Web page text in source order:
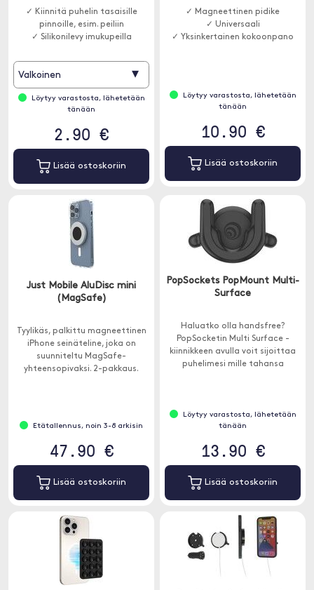
✓ Kiinnitä puhelin tasaisille
pinnoille, esim. peiliin
✓ Silikonilevy imukupeilla
Valkoinen ▾
Löytyy varastosta, lähetetään
tänään
2.90 €
Lisää ostoskoriin
✓ Magneettinen pidike
✓ Universaali
✓ Yksinkertainen kokoonpano
Löytyy varastosta, lähetetään
tänään
10.90 €
Lisää ostoskoriin
Just Mobile AluDisc mini
(MagSafe)
Tyylikäs, palkittu magneettinen
iPhone seinäteline, joka on
suunniteltu MagSafe-
yhteensopivaksi. 2-pakkaus.
Etätallennus, noin 3-8 arkisin
47.90 €
Lisää ostoskoriin
PopSockets PopMount Multi-
Surface
Haluatko olla handsfree?
PopSocketin Multi Surface -
kiinnikkeen avulla voit sijoittaa
puhelimesi mille tahansa
Löytyy varastosta, lähetetään
tänään
13.90 €
Lisää ostoskoriin